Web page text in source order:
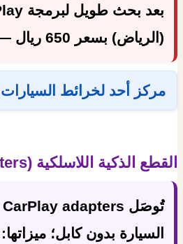
بعد بحث طويل لبرمجة CarPlay لكامري 2019 وجدت الحل لدى
(الرياض) بسعر 650 ريال —
مركز أحد لخرائط
القطع الذكية اللاسلكية (Wireless Adapters)
تُوصَل adapters
السيارة بدون كابل؛